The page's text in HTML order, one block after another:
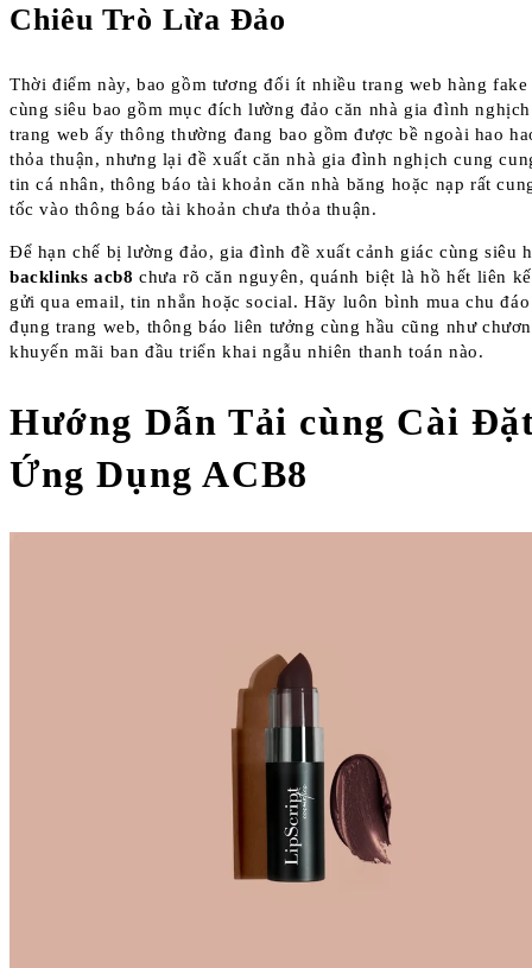
Chiêu Trò Lừa Đảo
Thời điểm này, bao gồm tương đối ít nhiều trang web hàng fake
cùng siêu bao gồm mục đích lường đảo căn nhà gia đình
trang web ấy thông thường đang bao gồm được bề ngoài hao
thỏa thuận, nhưng lại đề xuất căn nhà gia đình nghịch cung
tin cá nhân, thông báo tài khoản căn nhà băng hoặc nạp rất
tốc vào thông báo tài khoản chưa thỏa thuận.
Để hạn chế bị lường đảo, gia đình đề xuất cảnh giác cùng siêu
backlinks acb8 chưa rõ căn nguyên, quánh biệt là hồ hết liên
gửi qua email, tin nhắn hoặc social. Hãy luôn bình mua chu
đụng trang web, thông báo liên tưởng cùng hầu cũng như
khuyến mãi ban đầu triển khai ngẫu nhiên thanh toán nào.
Hướng Dẫn Tải cùng Cài
Ứng Dụng ACB8